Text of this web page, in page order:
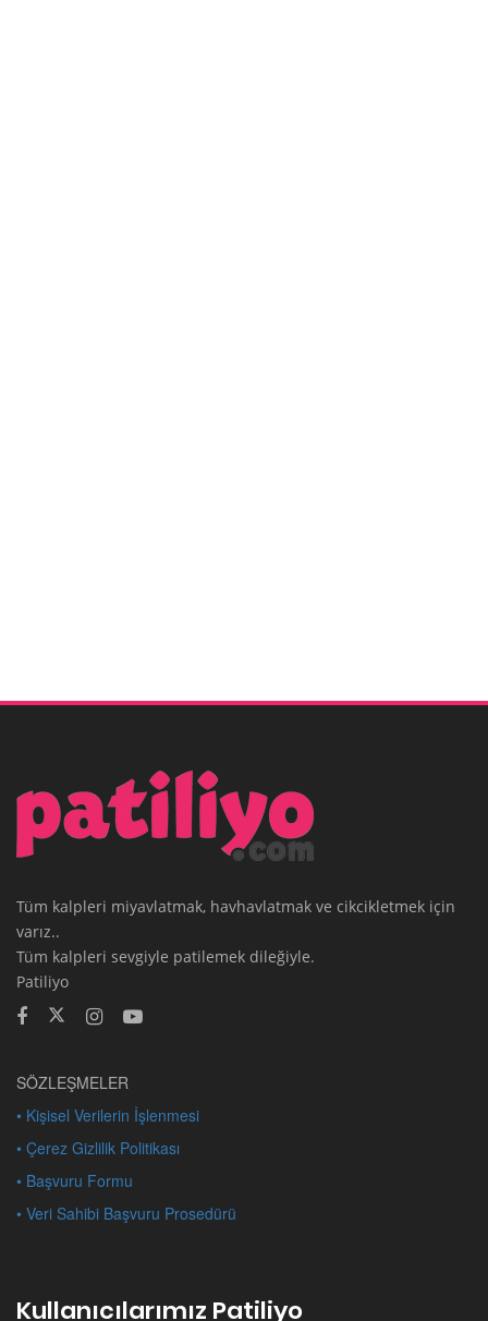
Tüm kalpleri miyavlatmak, havhavlatmak ve cikcikletmek için
varız..
Tüm kalpleri sevgiyle patilemek dileğiyle.
Patiliyo
SÖZLEŞMELER
• Kişisel Verilerin İşlenmesi
• Çerez Gizlilik Politikası
• Başvuru Formu
• Veri Sahibi Başvuru Prosedürü
Kullanıcılarımız Patiliyo